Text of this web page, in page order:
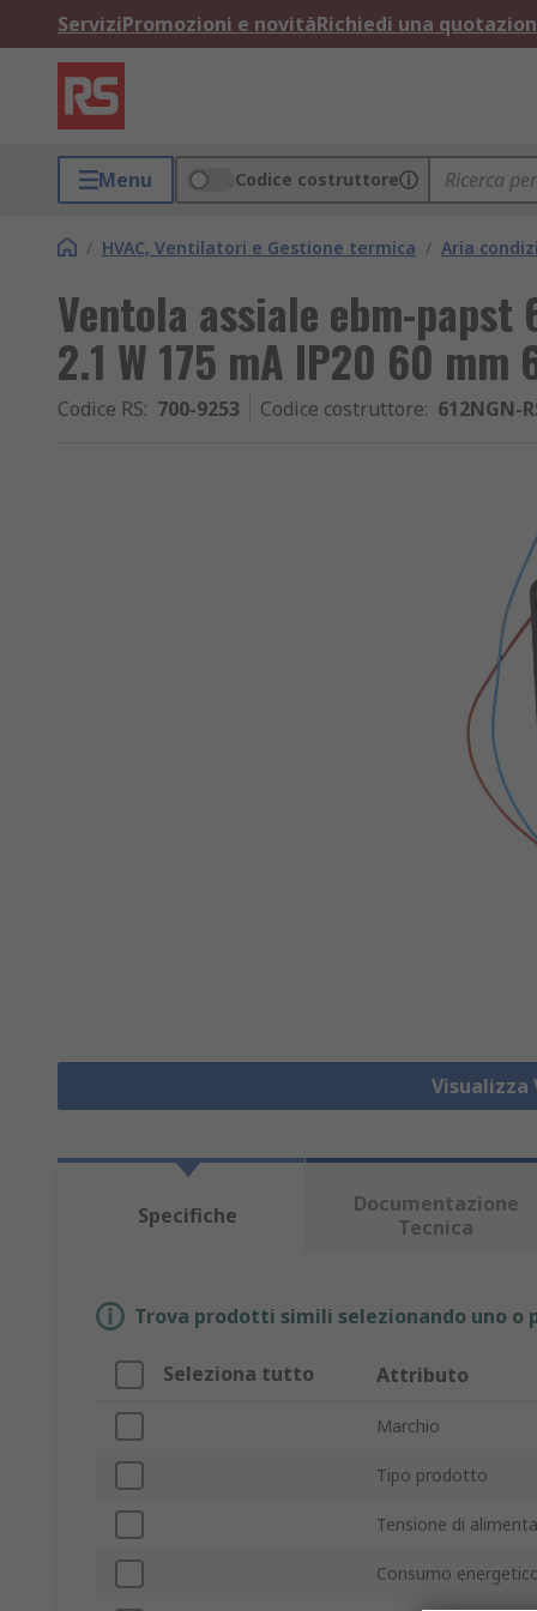
ServiziPromozioni e novitàRichiedi una
Menu Codice costruttore
/ HVAC, Ventilatori e Gestione termica / Aria
Ventola assiale ebm-papst
2.1 W 175 mA IP20 60 mm
Codice RS: 700-9253 Codice costruttore: 612NGN-
Visualizza
Specifiche
Documentazione
Tecnica
Trova prodotti simili selezionando uno
Seleziona tutto Attributo
Marchio
Tipo prodotto
Tensione di
Consumo